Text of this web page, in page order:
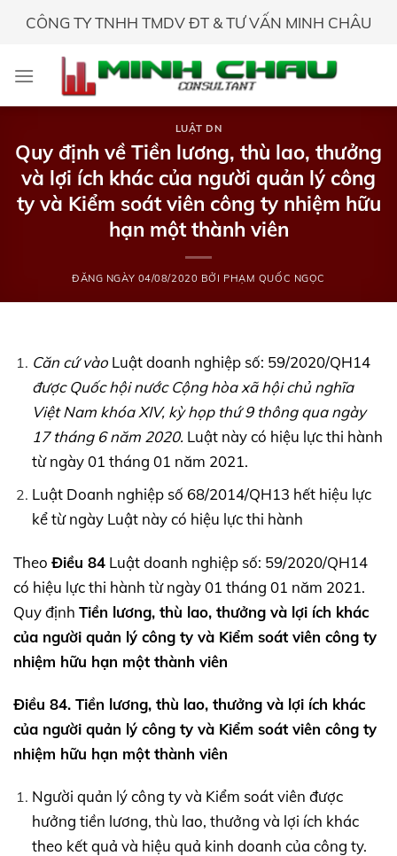
CÔNG TY TNHH TMDV ĐT & TƯ VẤN MINH CHÂU
LUẬT DN
Quy định về Tiền lương, thù lao, thưởng
và lợi ích khác của người quản lý công
ty và Kiểm soát viên công ty nhiệm hữu
hạn một thành viên
ĐĂNG NGÀY 04/08/2020 BỞI PHẠM QUỐC NGỌC
Căn cứ vào Luật doanh nghiệp số: 59/2020/QH14
được Quốc hội nước Cộng hòa xã hội chủ nghĩa
Việt Nam khóaXIV, kỳ họp thứ 9 thông qua ngày
17 tháng 6 năm 2020.Luật này có hiệu lực thi hành
từ ngày 01 tháng 01 năm 2021.
Luật Doanh nghiệp số 68/2014/QH13 hết hiệu lực
kể từ ngày Luật này có hiệu lực thi hành
Theo Điều 84 Luật doanh nghiệp số: 59/2020/QH14
có hiệu lực thi hành từ ngày 01 tháng 01 năm 2021.
Quy định Tiền lương, thù lao, thưởng và lợi ích khác
của người quản lý công ty và Kiểm soát viên công ty
nhiệm hữu hạn một thành viên
Điều 84. Tiền lương, thù lao, thưởng và lợi ích khác
của người quản lý công ty và Kiểm soát viên công ty
nhiệm hữu hạn một thành viên
Người quản lý công ty và Kiểm soát viên được
hưởng tiền lương, thù lao, thưởng và lợi ích khác
theo kết quả và hiệu quả kinh doanh của công ty.